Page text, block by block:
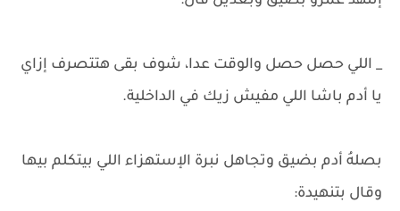
_ اللي حصل حصل والوقت عدا، شوف بقى هتتصرف إزاي
يا أدم باشا اللي مفيش زيك في الداخلية.
بصلهُ أدم بضيق وتجاهل نبرة الإستهزاء اللي بيتكلم بيها
وقال بتنهيدة: